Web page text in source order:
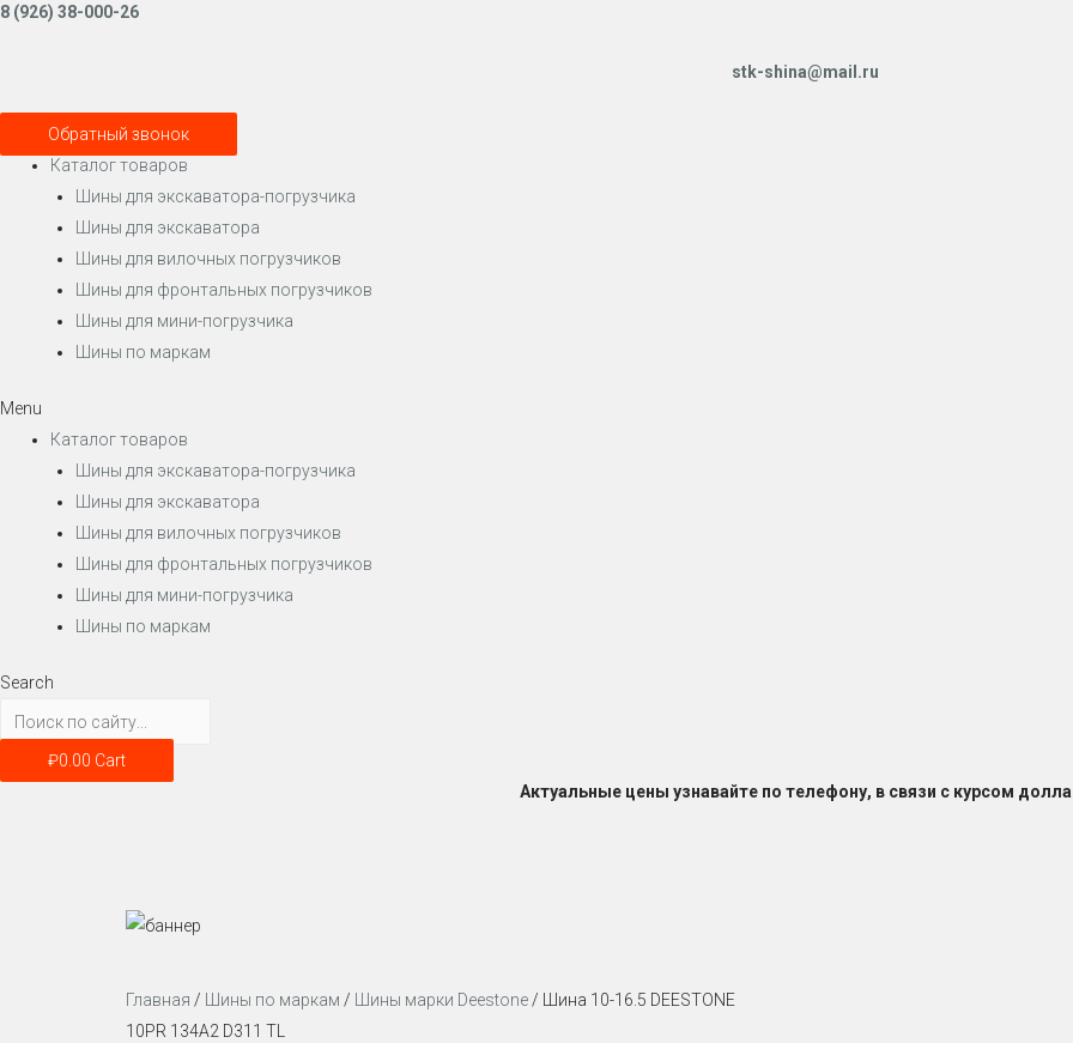
8 (926) 38-000-26
stk-shina@mail.ru
Обратный звонок
Каталог товаров
Шины для экскаватора-погрузчика
Шины для экскаватора
Шины для вилочных погрузчиков
Шины для фронтальных погрузчиков
Шины для мини-погрузчика
Шины по маркам
Menu
Каталог товаров
Шины для экскаватора-погрузчика
Шины для экскаватора
Шины для вилочных погрузчиков
Шины для фронтальных погрузчиков
Шины для мини-погрузчика
Шины по маркам
Search
₽0.00 Cart
Актуальные цены узнавайте по телефону, в связи с курсом
Главная / Шины по маркам / Шины марки Deestone/ Шина 10-16.5 DEESTONE
10PR 134A2 D311 TL